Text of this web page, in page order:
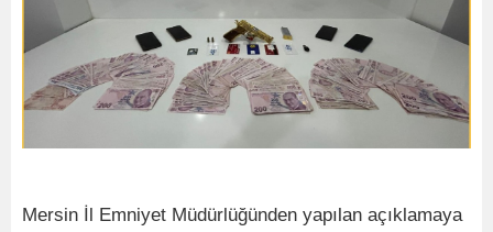
Mersin İl Emniyet Müdürlüğünden yapılan açıklamaya